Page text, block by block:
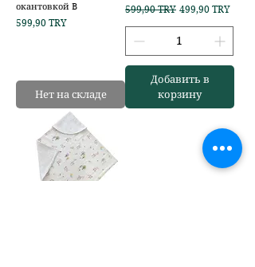
окантовкой B
Цена
599,90 TRY
Нет на складе
Обычная цена
599,90 TRY Цена со скидкой
499,90 TRY
Добавить в
корзину